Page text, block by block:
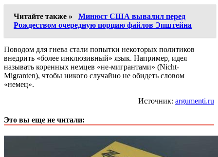
Читайте также »
Минюст США вывалил перед
Рождеством очередную порцию файлов Эпштейна
Поводом для гнева стали попытки некоторых политиков
внедрить «более инклюзивный» язык. Например, идея
называть коренных немцев «не-мигрантами» (Nicht-
Migranten), чтобы никого случайно не обидеть словом
«немец».
Источник: argumenti.ru
Это вы еще не читали: